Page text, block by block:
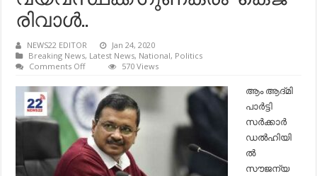
രിവാള്‍​..
NEWS22 EDITOR
Jan 24, 2020
Breaking News, Latest News, National, Politics
Comments Offon
സൗജന്യസേവനങ്ങള്‍
നല്‍കുന്നത്​
സമ്പദ്​
വ്യവസ്ഥക്ക്​
ഗുണകരം
-കെജ്​
രിവാള്‍​
..
570 Views
ആം ആദ്​മി
പാര്‍ട്ടി
സര്‍ക്കാര്‍
ഡല്‍ഹിയി
ല്‍
സൗജന്യ